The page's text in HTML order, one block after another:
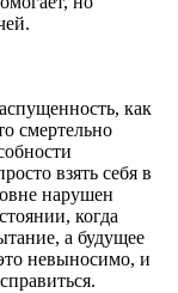
как
смертельно
взять себя в
нарушен
когда
а будущее
невыносимо, и